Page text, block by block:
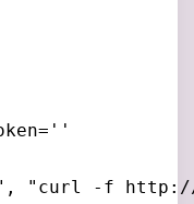
"curl -f